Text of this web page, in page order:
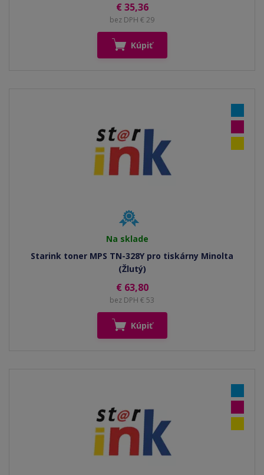
€ 35,36
bez DPH € 29
Kúpiť
Na sklade
Starink toner MPS TN-328Y pro tiskárny Minolta
(Žlutý)
€ 63,80
bez DPH € 53
Kúpiť